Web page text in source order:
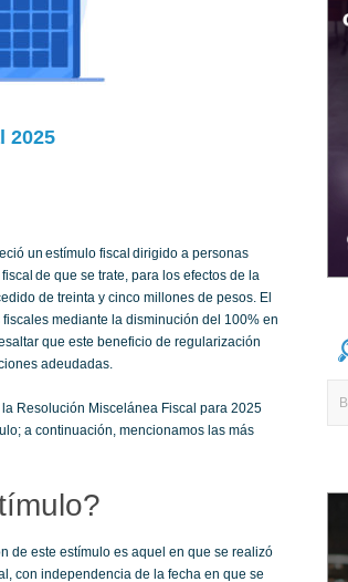
2025
un estímulo fiscal dirigido a personas
de que se trate, para los efectos de la
de treinta y cinco millones de pesos. El
mediante la disminución del 100% en
que este beneficio de regularización
adeudadas.
Resolución Miscelánea Fiscal para 2025
a continuación, mencionamos las más
de este estímulo es aquel en que se realizó
con independencia de la fecha en que se